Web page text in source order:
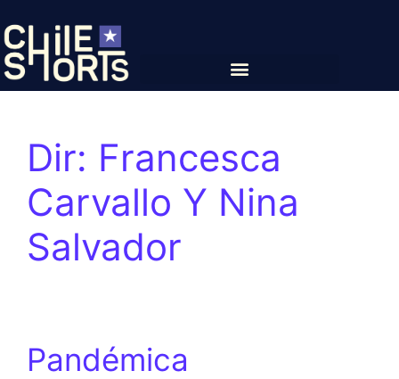
Dir: Francesca
Carvallo Y Nina
Salvador
Pandémica